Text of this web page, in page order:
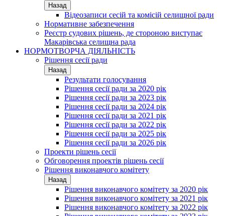
Назад
Відеозаписи сесій та комісій селищної ради
Нормативне забезпечення
Реєстр судових рішень, де стороною виступає
Макарівська селищна рада
НОРМОТВОРЧА ДІЯЛЬНІСТЬ
Рішення сесії ради
Назад
Результати голосування
Рішення сесії ради за 2020 рік
Рішення сесії ради за 2023 рік
Рішення сесії ради за 2024 рік
Рішення сесії ради за 2021 рік
Рішення сесії ради за 2022 рік
Рішення сесії ради за 2025 рік
Рішення сесії ради за 2026 рік
Проекти рішень сесії
Обговорення проектів рішень сесії
Рішення виконавчого комітету
Назад
Рішення виконавчого комітету за 2020 рік
Рішення виконавчого комітету за 2021 рік
Рішення виконавчого комітету за 2022 рік